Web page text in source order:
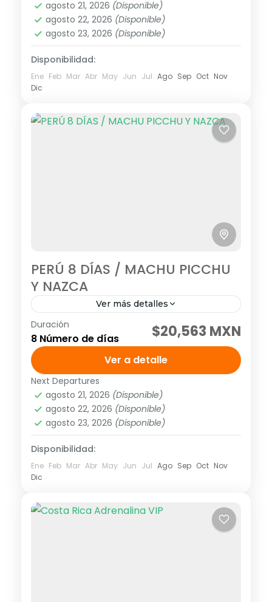
Livingston, Flores, Parque Nacional Tikal y
Ciudad de...
1 Personas
agosto 21, 2026 (Disponible)
agosto 22, 2026 (Disponible)
agosto 23, 2026 (Disponible)
Disponibilidad:
Ene Feb Mar Abr May Jun Jul Ago Sep Oct Nov
Dic
PERÚ 8 DÍAS / MACHU PICCHU
Y NAZCA
Ver más detalles
Visitando: Lima, Ica, Cusco y Machu Picchu
Salidas: Diarias (garantizadas con un
mínimo de dos personas adultas) hasta el
20 de diciembre del 2026. Descarga...
América,Sudamérica
Media
Duración
8 Número de días $20,563 MXN
Ver a detalle
Next Departures
agosto 21, 2026 (Disponible)
agosto 22, 2026 (Disponible)
agosto 23, 2026 (Disponible)
Disponibilidad:
Ene Feb Mar Abr May Jun Jul Ago Sep Oct Nov
Dic